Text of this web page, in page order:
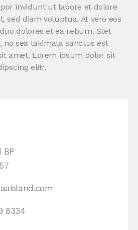
invidunt ut labore et dolore
sed diam voluptua. At vero eos
dolores et ea rebum. Stet
no sea takimata sanctus est
amet. Lorem ipsum dolor sit
elitr.
BP
8334